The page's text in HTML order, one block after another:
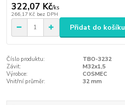
322,07 Kč/ks
266,17 Kč bez DPH
Přidat do košíku
Číslo produktu:
TBO-3232
Závit:
M32x1,5
Výrobce:
COSMEC
Vnitřní průměr:
32 mm